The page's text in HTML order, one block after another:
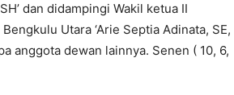
dan didampingi Wakil ketua II
Utara ‘Arie Septia Adinata, SE,
anggota dewan lainnya. Senen ( 10, 6,